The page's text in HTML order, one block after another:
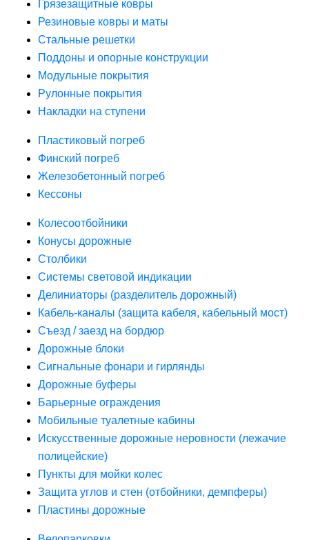
Грязезащитные ковры
Резиновые ковры и маты
Стальные решетки
Поддоны и опорные конструкции
Модульные покрытия
Рулонные покрытия
Накладки на ступени
Пластиковый погреб
Финский погреб
Железобетонный погреб
Кессоны
Колесоотбойники
Конусы дорожные
Столбики
Системы световой индикации
Делиниаторы (разделитель дорожный)
Кабель-каналы (защита кабеля, кабельный мост)
Съезд / заезд на бордюр
Дорожные блоки
Сигнальные фонари и гирлянды
Дорожные буферы
Барьерные ограждения
Мобильные туалетные кабины
Искусственные дорожные неровности (лежачие
полицейские)
Пункты для мойки колес
Защита углов и стен (отбойники, демпферы)
Пластины дорожные